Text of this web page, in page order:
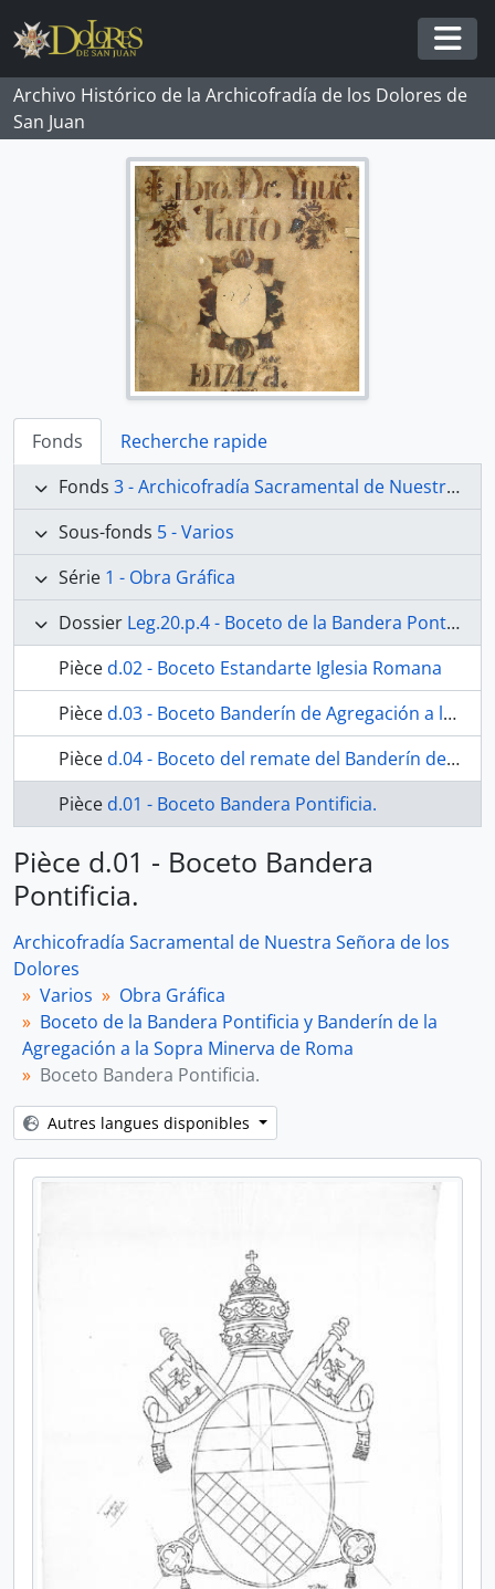
Skip to main content
Archivo Histórico de la Archicofradía de los Dolores de
San Juan
Fonds
Recherche rapide
Fonds 3 - Archicofradía Sacramental de Nuestra Señora de los Dolores
Sous-fonds 5 - Varios
Série 1 - Obra Gráfica
Dossier Leg.20.p.4 - Boceto de la Bandera Pontificia y Banderín de la Agregación a la Sopra Minerva de Roma
Pièced.02 - Boceto Estandarte Iglesia Romana
Pièced.03 - Boceto Banderín de Agregación a la Archicofradía de la Minerva Romana
Pièced.04 - Boceto del remate del Banderín de Agregación a la Archicofradía de la Minerva Romana
Pièce d.01 - Boceto Bandera Pontificia.
Pièce d.01 - Boceto Bandera
Pontificia.
Archicofradía Sacramental de Nuestra Señora de los
Dolores
Varios
Obra Gráfica
Boceto de la Bandera Pontificia y Banderín de la
Agregación a la Sopra Minerva de Roma
Boceto Bandera Pontificia.
Autres langues disponibles